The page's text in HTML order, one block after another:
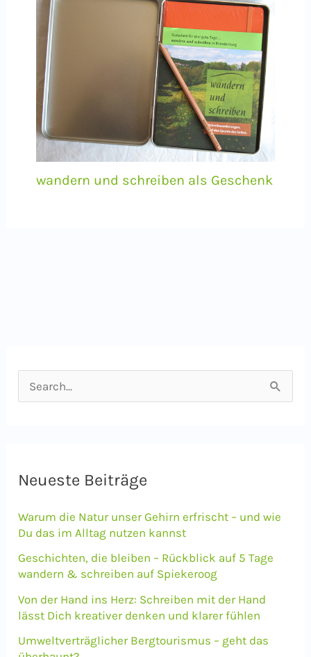
wandern und schreiben als Geschenk
u
e
n
c
h
:
Neueste Beiträge
Warum die Natur unser Gehirn erfrischt – und wie
Du das im Alltag nutzen kannst
Geschichten, die bleiben – Rückblick auf 5 Tage
wandern & schreiben auf Spiekeroog
Von der Hand ins Herz: Schreiben mit der Hand
lässt Dich kreativer denken und klarer fühlen
Umweltverträglicher Bergtourismus – geht das